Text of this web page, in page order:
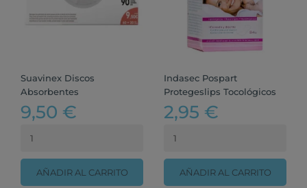
Suavinex Discos
Absorbentes
9,50 €
AÑADIR AL CARRITO
Indasec Pospart
Protegeslips Tocológicos
2,95 €
AÑADIR AL CARRITO